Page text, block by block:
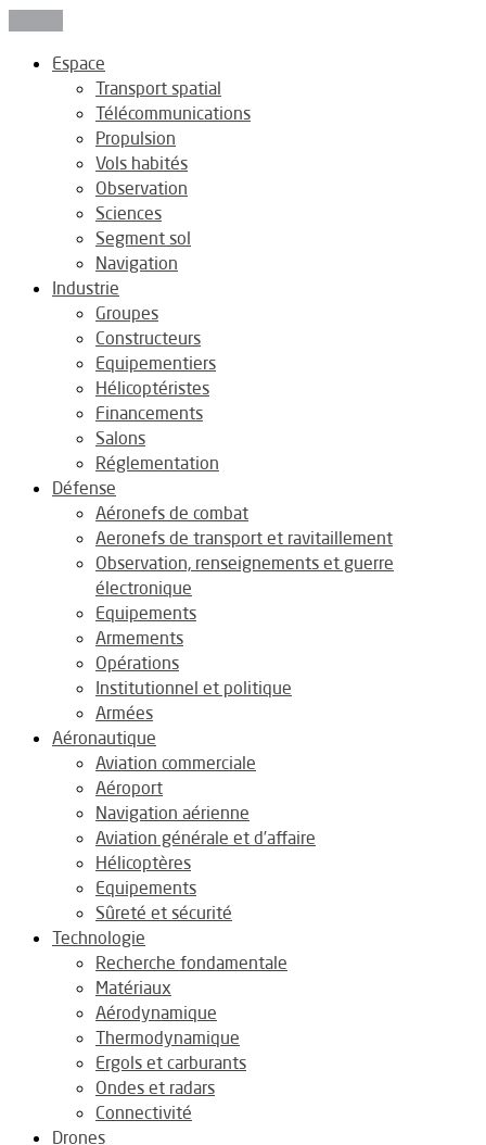
Espace
Transport spatial
Télécommunications
Propulsion
Vols habités
Observation
Sciences
Segment sol
Navigation
Industrie
Groupes
Constructeurs
Equipementiers
Hélicoptéristes
Financements
Salons
Réglementation
Défense
Aéronefs de combat
Aeronefs de transport et ravitaillement
Observation, renseignements et guerre
électronique
Equipements
Armements
Opérations
Institutionnel et politique
Armées
Aéronautique
Aviation commerciale
Aéroport
Navigation aérienne
Aviation générale et d’affaire
Hélicoptères
Equipements
Sûreté et sécurité
Technologie
Recherche fondamentale
Matériaux
Aérodynamique
Thermodynamique
Ergols et carburants
Ondes et radars
Connectivité
Drones